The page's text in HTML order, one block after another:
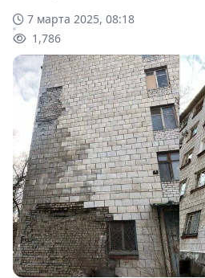
7 марта 2025, 08:18
1,786